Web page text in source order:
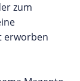
zum
erworben